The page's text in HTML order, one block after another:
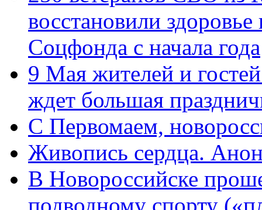
восстановили
Соцфонда с начала года
9 Мая жителей и
ждет большая
C Первомаем,
Живопись сердца.
В Новороссийске
подводному спорту